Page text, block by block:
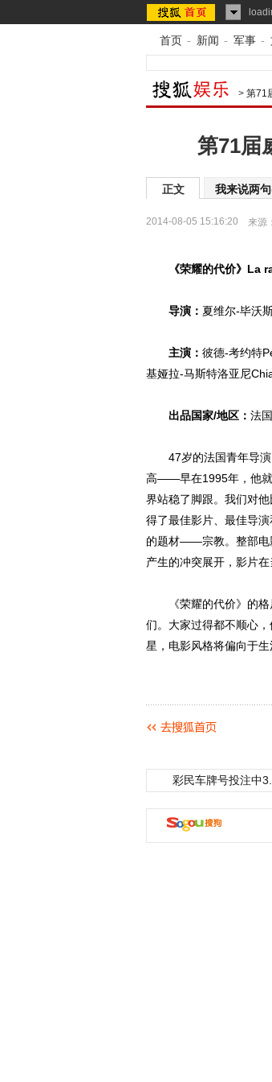
首页 - 新闻 - 军事 -
> 第71
第71届
正文 我来说两句
2014-08-05 15:16:20 来源：
《荣耀的代价》
导演： 夏维尔-毕沃
主演： 彼德-考约特
基娅拉-马斯特洛亚尼
出品国家/地区： 法国
47岁的法国青年导演
高——早在1995年，他就
界站稳了脚跟。我们对
得了最佳影片、最佳导
的题材——宗教。整部电
产生的冲突展开，影片
《荣耀的代价》的格
们。大家过得都不顺心
星，电影风格将偏向于生
彩民车牌号投注中